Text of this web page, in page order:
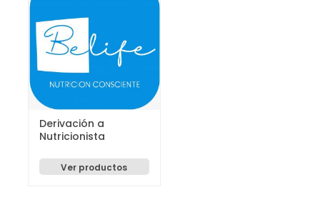
Derivación a
Nutricionista
Ver productos